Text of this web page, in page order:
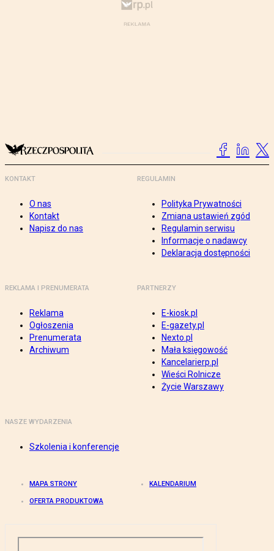
KONTAKT
O nas
Kontakt
Napisz do nas
REGULAMIN
Polityka Prywatności
Zmiana ustawień zgód
Regulamin serwisu
Informacje o nadawcy
Deklaracja dostępności
REKLAMA I PRENUMERATA
Reklama
Ogłoszenia
Prenumerata
Archiwum
PARTNERZY
E-kiosk.pl
E-gazety.pl
Nexto.pl
Mała księgowość
Kancelarierp.pl
Wieści Rolnicze
Życie Warszawy
NASZE WYDARZENIA
Szkolenia i konferencje
MAPA STRONY KALENDARIUM
OFERTA PRODUKTOWA